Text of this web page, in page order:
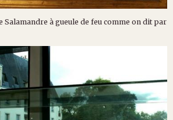
Salamandre à gueule de feu comme on dit par